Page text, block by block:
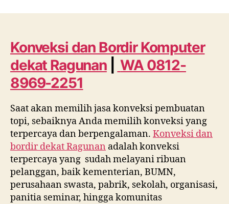
dekat
Ragunan
WA
Konveksi dan Bordir Komputer
dekat Ragunan|
WA 0812-
8969-2251
Saat akan memilih jasa konveksi pembuatan
topi, sebaiknya Anda memilih konveksi yang
terpercaya dan berpengalaman. Konveksi dan
bordir dekatRagunan adalah konveksi
terpercaya yang sudah melayani ribuan
pelanggan, baik kementerian, BUMN,
perusahaan swasta, pabrik, sekolah, organisasi,
panitia seminar, hingga komunitas